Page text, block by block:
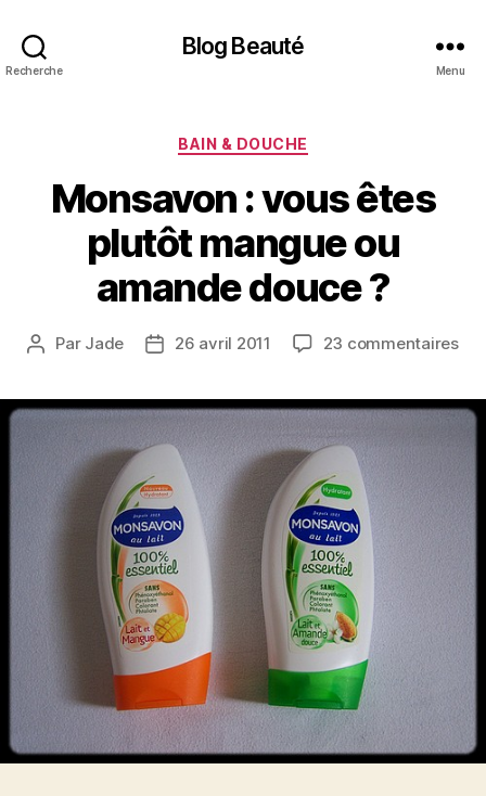
Recherche
Blog Beauté
Menu
Catégories
BAIN & DOUCHE
Monsavon : vous êtes
plutôt mangue ou
amande douce ?
Auteur
Par Jade
Date26 avril 2011 23 commentairessur
ou
?